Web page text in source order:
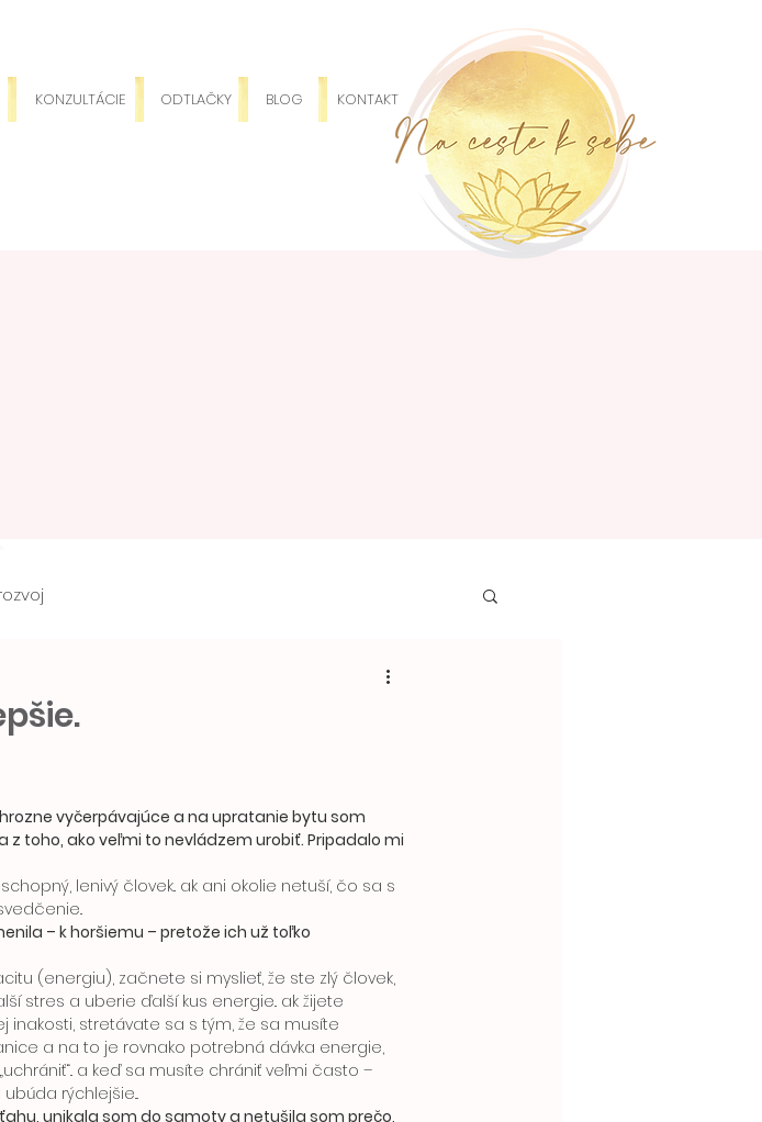
KONZULTÁCIE ODTLAČKY BLOG KONTAKT
vyčerpávajúce a na upratanie bytu som
toho, ako veľmi to nevládzem urobiť. Pripadalo mi
– k horšiemu – pretože ich už toľko
stres a uberie ďalší kus energie.. ak žijete
inakosti, stretávate sa s tým, že sa musíte
a na to je rovnako potrebná dávka energie,
a keď sa musíte chrániť veľmi často –
rýchlejšie...
unikala som do samoty a netušila som prečo,